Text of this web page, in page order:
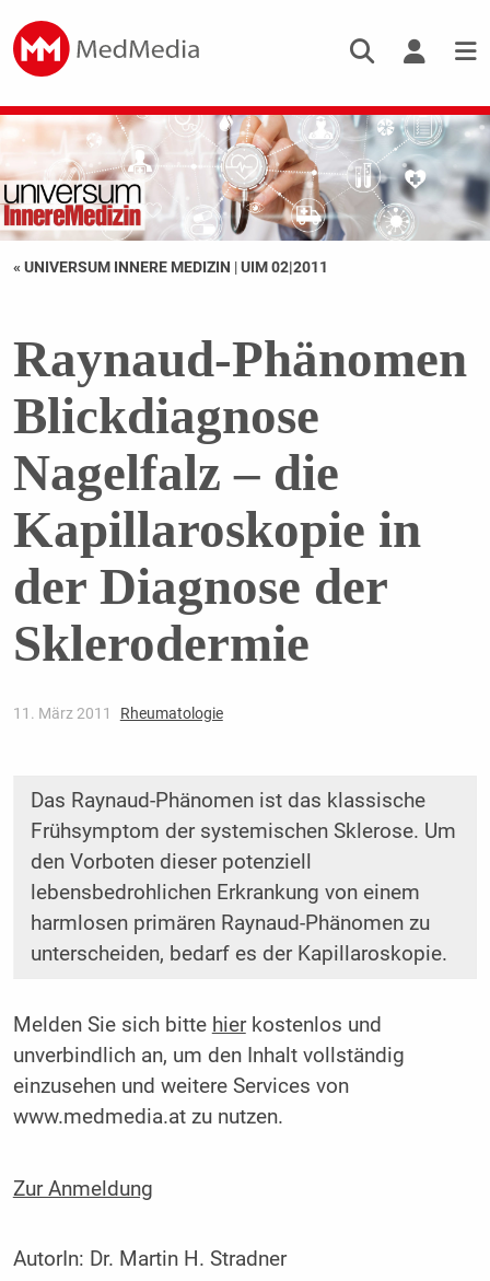
« UNIVERSUM INNERE MEDIZIN |UIM 02|2011
Raynaud-Phänomen
Blickdiagnose
Nagelfalz – die
Kapillaroskopie in
der Diagnose der
Sklerodermie
11. März 2011 Rheumatologie
Das Raynaud-Phänomen ist das klassische
Frühsymptom der systemischen Sklerose. Um
den Vorboten dieser potenziell
lebensbedrohlichen Erkrankung von einem
harmlosen primären Raynaud-Phänomen zu
unterscheiden, bedarf es der Kapillaroskopie.
Melden Sie sich bitte hierkostenlos und
unverbindlich an, um den Inhalt vollständig
einzusehen und weitere Services von
www.medmedia.at zu nutzen.
Zur Anmeldung
AutorIn: Dr. Martin H. Stradner